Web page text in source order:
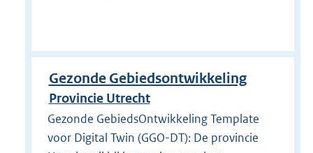
Gezonde Gebiedsontwikkeling
Provincie Utrecht
Gezonde GebiedsOntwikkeling Template
voor Digital Twin (GGO-DT): De provincie